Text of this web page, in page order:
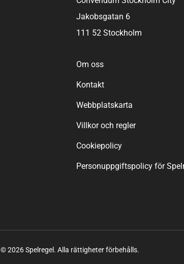
Jakobsgatan 6
111 52 Stockholm
Om oss
Kontakt
Webbplatskarta
Villkor och regler
Cookiepolicy
Personuppgiftspolicy för
© 2026 Spelregel. Alla rättigheter förbehålls.